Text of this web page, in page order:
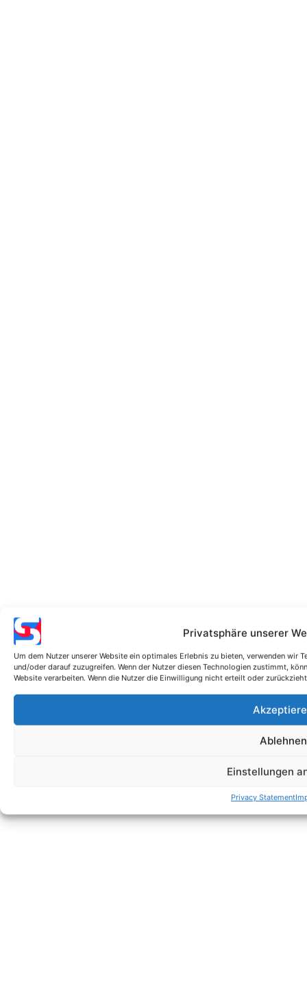
Privatsphäre unserer
Um dem Nutzer unserer Website ein optimales Erlebnis zu bieten, verwenden wir
und/oder darauf zuzugreifen. Wenn der Nutzer diesen Technologien zustimmt,
Website verarbeiten. Wenn die Nutzer die Einwilligung nicht erteilt oder
Ablehnen
Einstellungen
Privacy Statement